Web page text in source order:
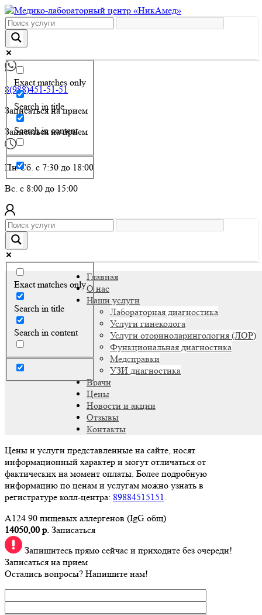
Exact matches only
Search in title
Search in content
8(988)451-51-51
Записаться на прием
Записаться на прием
Пн-Сб. с 7:30 до 18:00
Вс. с 8:00 до 15:00
Exact matches only
Search in title
Search in content
Главная
О нас
Наши услуги
Лабораторная диагностика
Услуги гинеколога
Услуги оториноларингология (ЛОР)
Функциональная диагностика
Медсправки
УЗИ диагностика
Врачи
Цены
Новости и акции
Отзывы
Контакты
Цены и услуги представленные на сайте, носят
информационный характер и могут отличаться от
фактических на момент оплаты. Более подробную
информацию по ценам и услугам можно узнать в
регистратуре колл-центра: 89884515151.
A124 90 пищевых аллергенов (IgG общ)
14050,00 р. Записаться
Запишитесь прямо сейчас и приходите без очереди!
Записаться на прием
Остались вопросы? Напишите нам!